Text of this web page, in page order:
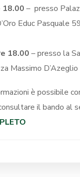
18.00 – presso
Educ Pasquale
18.00 – presso la
Massimo
è possibile
il bando al